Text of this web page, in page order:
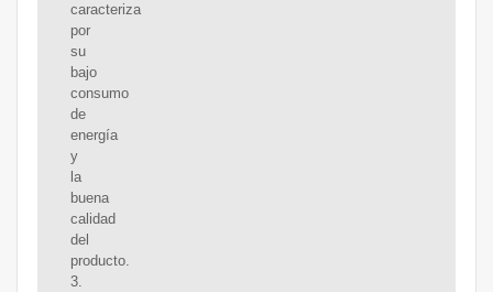
caracteriza
por
su
bajo
consumo
de
energía
y
la
buena
calidad
del
producto.
3.